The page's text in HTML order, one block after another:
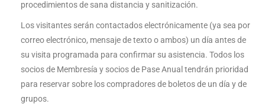
procedimientos de sana distancia y sanitización.
Los visitantes serán contactados electrónicamente (ya sea por
correo electrónico, mensaje de texto o ambos) un día antes de
su visita programada para confirmar su asistencia. Todos los
socios de Membresía y socios de Pase Anual tendrán prioridad
para reservar sobre los compradores de boletos de un día y de
grupos.